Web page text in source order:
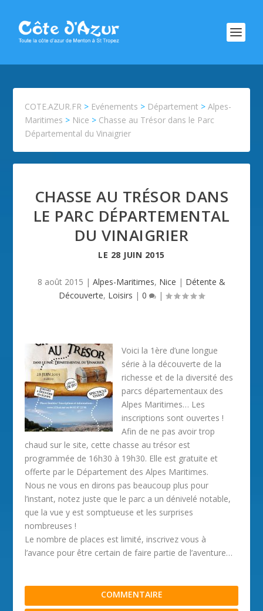
COTE.AZUR.FR > Evénements > Département >Alpes-
Maritimes > Nice > Chasse au Trésor dans le Parc
Départemental du Vinaigrier
CHASSE AU TRÉSOR DANS
LE PARC DÉPARTEMENTAL
DU VINAIGRIER
LE 28 JUIN 2015
8 août 2015 | Alpes-Maritimes, Nice | Détente &
Découverte, Loisirs | 0 |
Voici la 1ère d’une longue
série à la découverte de la
richesse et de la diversité des
parcs départementaux des
Alpes Maritimes… Les
inscriptions sont ouvertes !
Afin de ne pas avoir trop
chaud sur le site, cette chasse au trésor est
programmée de 16h30 à 19h30. Elle est gratuite et
offerte par le Département des Alpes Maritimes.
Nous ne vous en dirons pas beaucoup plus pour
l’instant, notez juste que le parc a un dénivelé notable,
que la vue y est somptueuse et les surprises
nombreuses !
Le nombre de places est limité, inscrivez vous à
l’avance pour être certain de faire partie de l’aventure…
COMMENTAIRE